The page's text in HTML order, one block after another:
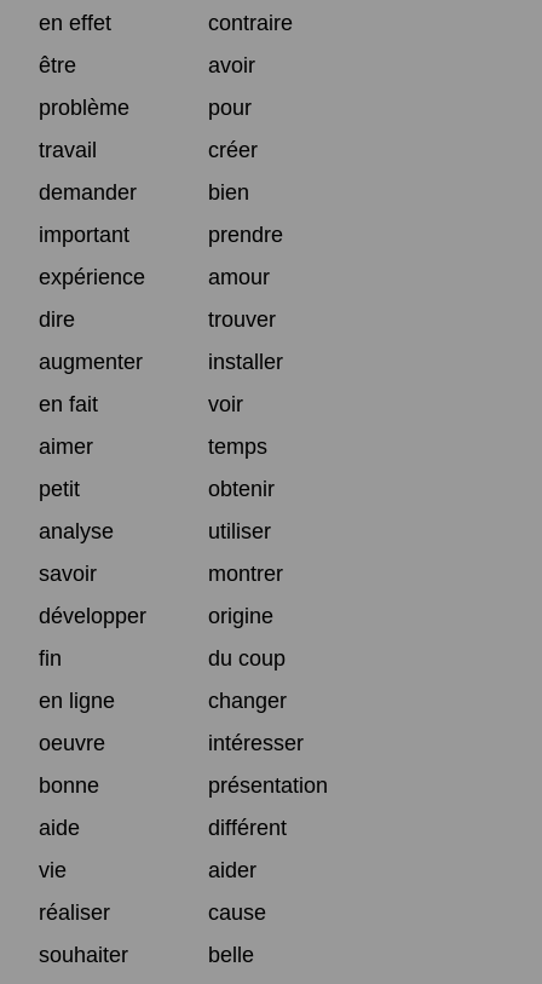
en effet
contraire
être
avoir
problème
pour
travail
créer
demander
bien
important
prendre
expérience
amour
dire
trouver
augmenter
installer
en fait
voir
aimer
temps
petit
obtenir
analyse
utiliser
savoir
montrer
développer
origine
fin
du coup
en ligne
changer
oeuvre
intéresser
bonne
présentation
aide
différent
vie
aider
réaliser
cause
souhaiter
belle